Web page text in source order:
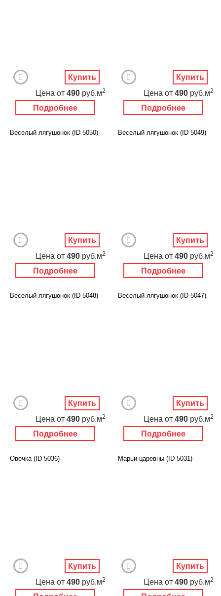
Подробнее
Цена от 490 руб.м2
Купить
Подробнее
Цена от 490 руб.м2
Купить
Веселый лягушонок (ID 5050)
Подробнее
Цена от 490 руб.м2
Купить
Веселый лягушонок (ID 5049)
Подробнее
Цена от 490 руб.м2
Купить
Веселый лягушонок (ID 5048)
Подробнее
Цена от 490 руб.м2
Купить
Веселый лягушонок (ID 5047)
Подробнее
Цена от 490 руб.м2
Купить
Овечка (ID 5036)
Цена от 490 руб.м2
Купить
Марьи-царевны (ID 5031)
Цена от 490 руб.м2
Купить